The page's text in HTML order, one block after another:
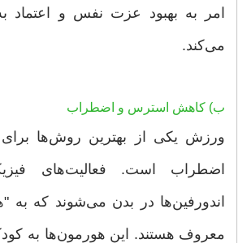
امر به بهبود عزت نفس و
می‌کند.
ب) کاهش استرس و اضطراب
ورزش یکی از بهترین روش‌ها
اضطراب است. فعالیت‌های
اندورفین‌ها در بدن می‌شوند که به
معروف هستند. این هورمون‌ها به